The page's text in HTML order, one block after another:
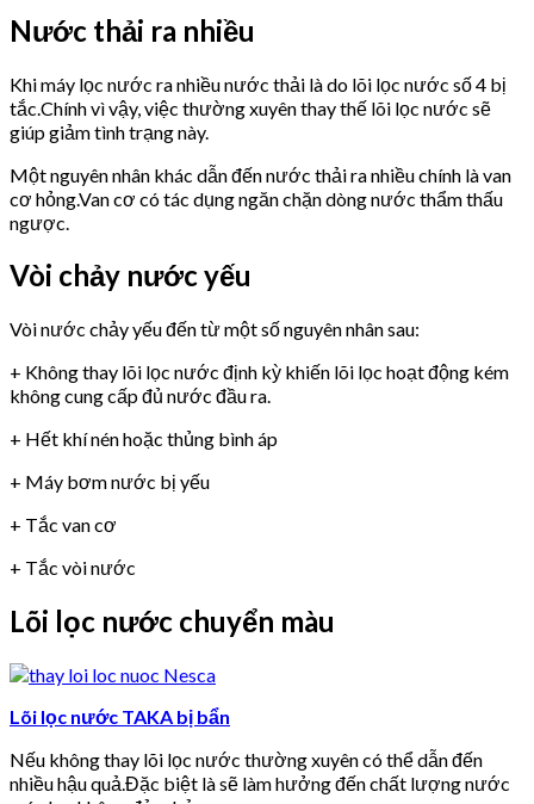
Nước thải ra nhiều
Khi máy lọc nước ra nhiều nước thải là do lõi lọc nước số 4 bị
tắc.Chính vì vậy, việc thường xuyên thay thế lõi lọc nước sẽ
giúp giảm tình trạng này.
Một nguyên nhân khác dẫn đến nước thải ra nhiều chính là van
cơ hỏng.Van cơ có tác dụng ngăn chặn dòng nước thẩm thấu
ngược.
Vòi chảy nước yếu
Vòi nước chảy yếu đến từ một số nguyên nhân sau:
+ Không thay lõi lọc nước định kỳ khiến lõi lọc hoạt động kém
không cung cấp đủ nước đầu ra.
+ Hết khí nén hoặc thủng bình áp
+ Máy bơm nước bị yếu
+ Tắc van cơ
+ Tắc vòi nước
Lõi lọc nước chuyển màu
Lõi lọc nước TAKA bị bẩn
Nếu không thay lõi lọc nước thường xuyên có thể dẫn đến
nhiều hậu quả.Đặc biệt là sẽ làm hưởng đến chất lượng nước